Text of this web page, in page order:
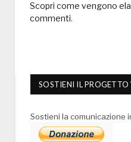
Scopri come vengono
commenti.
SOSTIENI IL
Sostieni la comunicazione